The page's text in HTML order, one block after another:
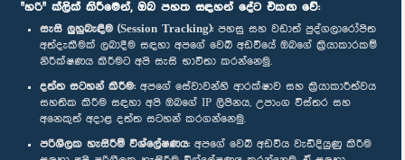
"හරි" ක්ලික් කිරීමෙන්, ඔබ පහත සඳහන් දේට එකඟ වේ:
සැසි ලුහුබැඳීම (Session Tracking): පහසු සහ වඩාත් පුද්ගලාරෝපිත
අත්දැකීමක් ලබාදීම සඳහා අපගේ වෙබ් අඩවියේ ඔබගේ ක්‍රියාකාරකම්
නිරීක්ෂණය කිරීමට අපි සැසි භාවිතා කරන්නෙමු.
දත්ත සටහන් කිරීම: අපගේ සේවාවන්හි ආරක්ෂාව සහ ක්‍රියාකාරීත්වය
සහතික කිරීම සඳහා අපි ඔබගේ IP ලිපිනය, උපාංග විස්තර සහ
අනෙකුත් අදාළ දත්ත සටහන් කරගන්නෙමු.
පරිශීලක හැසිරීම් විශ්ලේෂණය: අපගේ වෙබ් අඩවිය වැඩිදියුණු කිරීම
අප හා සම්බන්ධ වී සිටින්න :
සම්මාන